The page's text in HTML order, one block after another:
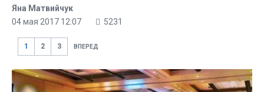
Яна Матвийчук
04 мая 2017 12:07
5231
1 2 3 ВПЕРЕД